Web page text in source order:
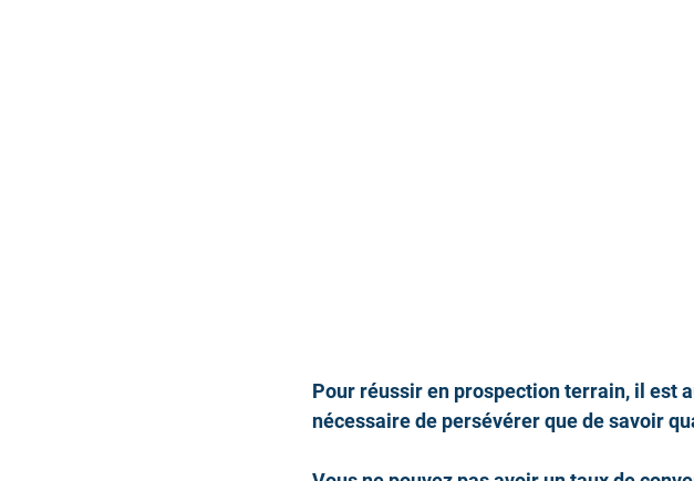
Pour réussir en prospection terrain, il est
nécessaire de persévérer que de savoir